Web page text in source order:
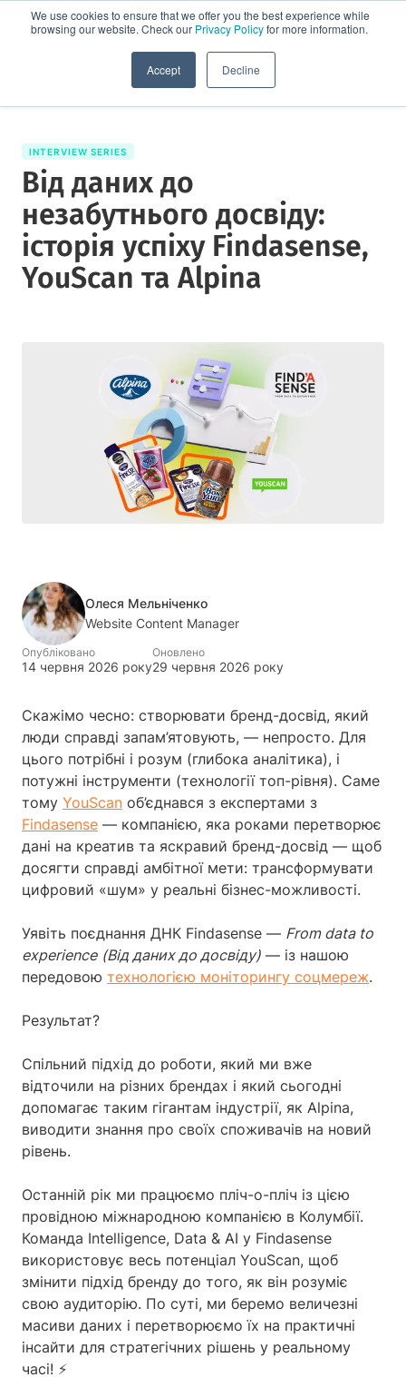
We use cookies to ensure that we offer you the best experience while
browsing our website. Check our Privacy Policyfor more information.
Accept Decline
Спробувати демо
INTERVIEW SERIES
Від даних до
незабутнього досвіду:
історія успіху Findasense,
YouScan та Alpina
Олеся Мельніченко
Website Content Manager
Опубліковано
14 червня 2026 року
Оновлено
29 червня 2026 року
Скажімо чесно: створювати бренд-досвід, який
люди справді запам’ятовують, — непросто. Для
цього потрібні і розум (глибока аналітика), і
потужні інструменти (технології топ-рівня). Саме
тому YouScan об’єднався з експертами з
Findasense — компанією, яка роками перетворює
дані на креатив та яскравий бренд-досвід — щоб
досягти справді амбітної мети: трансформувати
цифровий «шум» у реальні бізнес-можливості.
Уявіть поєднання ДНК Findasense — From data to
experience (Від даних до досвіду) — із нашою
передовою технологією моніторингу соцмереж.
Результат?
Спільний підхід до роботи, який ми вже
відточили на різних брендах і який сьогодні
допомагає таким гігантам індустрії, як Alpina,
виводити знання про своїх споживачів на новий
рівень.
Останній рік ми працюємо пліч-о-пліч із цією
провідною міжнародною компанією в Колумбії.
Команда Intelligence, Data & AI у Findasense
використовує весь потенціал YouScan, щоб
змінити підхід бренду до того, як він розуміє
свою аудиторію. По суті, ми беремо величезні
масиви даних і перетворюємо їх на практичні
інсайти для стратегічних рішень у реальному
часі! ⚡